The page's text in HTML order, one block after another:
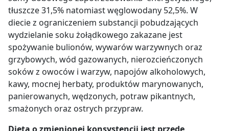
tłuszcze 31,5% natomiast węglowodany 52,5%. W
diecie z ograniczeniem substancji pobudzających
wydzielanie soku żołądkowego zakazane jest
spożywanie bulionów, wywarów warzywnych oraz
grzybowych, wód gazowanych, nierozcieńczonych
soków z owoców i warzyw, napojów alkoholowych,
kawy, mocnej herbaty, produktów marynowanych,
panierowanych, wędzonych, potraw pikantnych,
smażonych oraz ostrych przypraw.
Dieta o zmienionej konsystencji jest przede